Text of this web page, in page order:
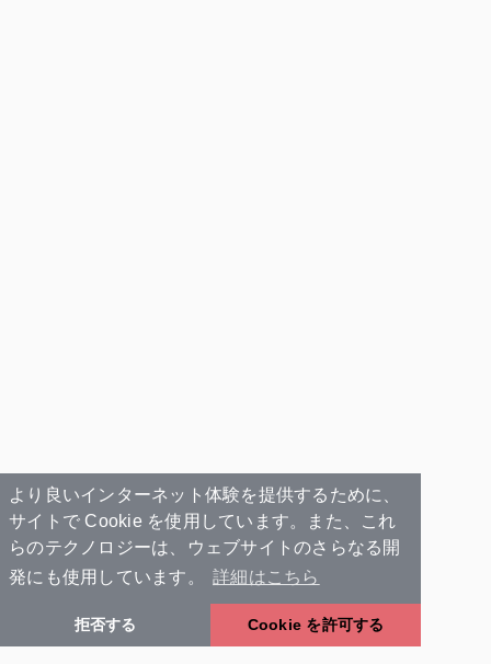
より良いインターネット体験を提供するために、
サイトで Cookie を使用しています。また、これ
らのテクノロジーは、ウェブサイトのさらなる開
発にも使用しています。
詳細はこちら
拒否する Cookie を許可する